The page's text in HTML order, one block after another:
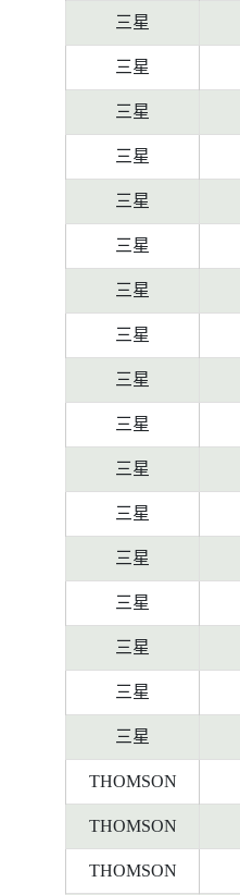
三星
三星
三星
三星
三星
三星
三星
三星
三星
三星
三星
三星
三星
三星
三星
三星
三星
THOMSON
THOMSON
THOMSON